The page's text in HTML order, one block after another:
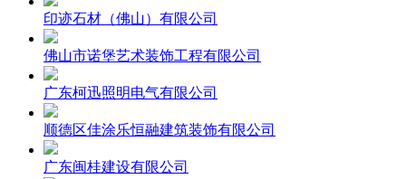
印迹石材（佛山）有限公司
佛山市诺堡艺术装饰工程有限公司
广东柯迅照明电气有限公司
顺德区佳涂乐恒融建筑装饰有限公司
广东闽桂建设有限公司